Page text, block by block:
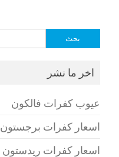
البحث
اخر ما نشر
عيوب كفرات فالكون
اسعار كفرات برجستون
اسعار كفرات ريدستون